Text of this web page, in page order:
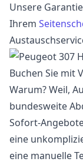
Unsere
Ihrem
Buchen Sie mit
Warum? Weil,
bundesweite
Sofort-
eine
eine manuelle